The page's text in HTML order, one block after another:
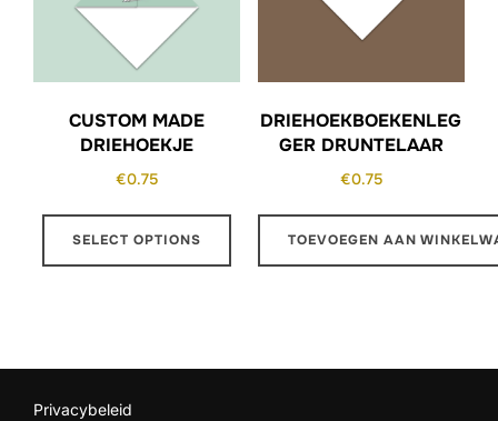
CUSTOM MADE
DRIEHOEKJE
€0.75
SELECT OPTIONS
DRIEHOEKBOEKENLEG
GER DRUNTELAAR
€0.75
TOEVOEGEN AAN
Privacybeleid